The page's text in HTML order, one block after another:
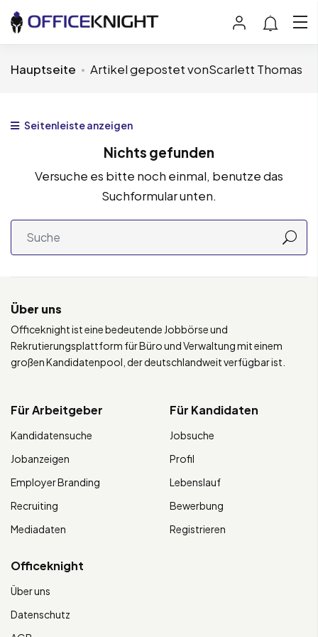
Hauptseite Artikel gepostet vonScarlett Thomas
Seitenleiste anzeigen
Nichts gefunden
Versuche es bitte noch einmal, benutze das
Suchformular unten.
Über uns
Officeknight ist eine bedeutende Jobbörse und
Rekrutierungsplattform für Büro und Verwaltung mit einem
großen Kandidatenpool, der deutschlandweit verfügbar ist.
Für Arbeitgeber
Kandidatensuche
Jobanzeigen
Employer Branding
Recruiting
Mediadaten
Für Kandidaten
Jobsuche
Profil
Lebenslauf
Bewerbung
Registrieren
Officeknight
Über uns
Datenschutz